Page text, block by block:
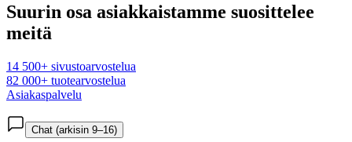
Suurin osa asiakkaistamme suosittelee
meitä
14 500+ sivustoarvostelua
82 000+ tuotearvostelua
Asiakaspalvelu
Chat (arkisin 9–16)